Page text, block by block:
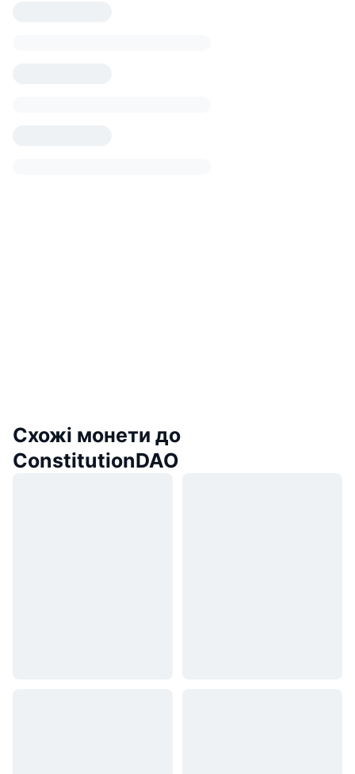
Схожі монети до
ConstitutionDAO